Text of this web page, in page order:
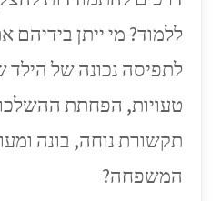
ללמוד? מי ייתן
לתפיסה נכונה של הילד
טעויות, הפחתת
תקשורת נוחה, בונה
המשפחה?